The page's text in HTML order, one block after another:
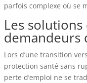
parfois complexe où se
Les
demandeurs
Lors d’une transition
protection santé sans
perte d’emploi ne se